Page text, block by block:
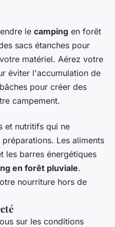
le camping en forêt
sacs étanches pour
matériel. Aérez votre
éviter l'accumulation de
pour créer des
campement.
et nutritifs qui ne
Les aliments
les barres énergétiques
en forêt pluviale.
nourriture hors de
sur les conditions